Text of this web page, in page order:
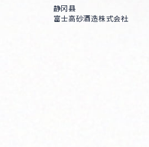
静冈县
富士高砂酒造株式会社